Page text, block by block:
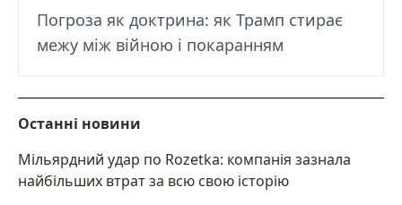
Погроза як доктрина: як Трамп стирає
межу між війною і покаранням
Останні новини
Мільярдний удар по Rozetka: компанія зазнала
найбільших втрат за всю свою історію